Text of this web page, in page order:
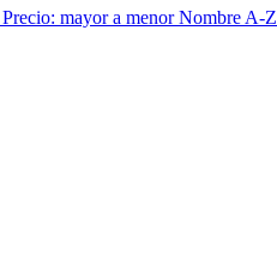
Precio: mayor a menorNombre A-Z